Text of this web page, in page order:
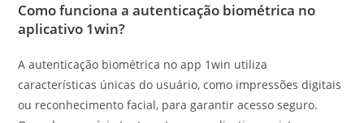
Como funciona a autenticação biométrica no
aplicativo 1win?
A autenticação biométrica no app 1win utiliza
características únicas do usuário, como impressões digitais
ou reconhecimento facial, para garantir acesso seguro.